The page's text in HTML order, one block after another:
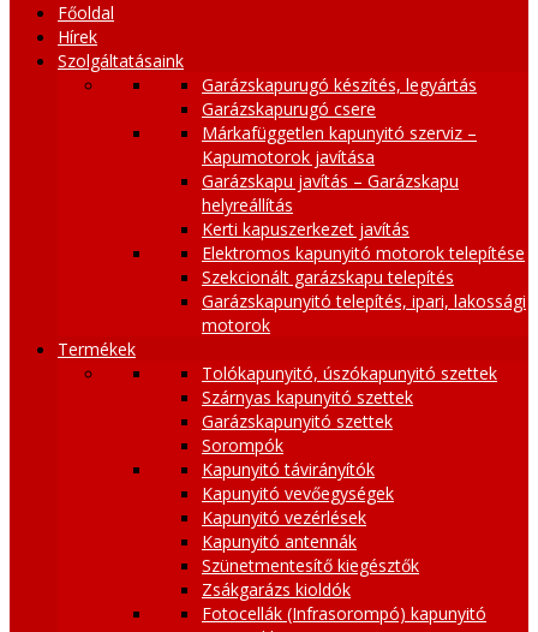
Főoldal
Hírek
Szolgáltatásaink
Garázskapurugó készítés, legyártás
Garázskapurugó csere
Márkafüggetlen kapunyitó szerviz –
Kapumotorok javítása
Garázskapu javítás – Garázskapu
helyreállítás
Kerti kapuszerkezet javítás
Elektromos kapunyitó motorok telepítése
Szekcionált garázskapu telepítés
Garázskapunyitó telepítés, ipari, lakossági
motorok
Termékek
Tolókapunyitó, úszókapunyitó szettek
Szárnyas kapunyitó szettek
Garázskapunyitó szettek
Sorompók
Kapunyitó távirányítók
Kapunyitó vevőegységek
Kapunyitó vezérlések
Kapunyitó antennák
Szünetmentesítő kiegésztők
Zsákgarázs kioldók
Fotocellák (Infrasorompó) kapunyitó